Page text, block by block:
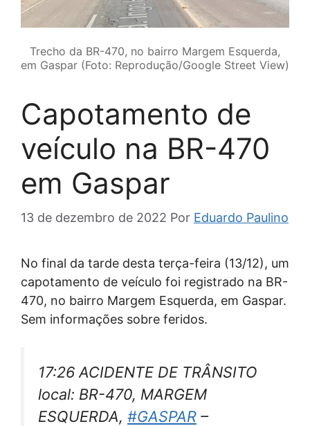
Trecho da BR-470, no bairro Margem Esquerda,
em Gaspar (Foto: Reprodução/Google Street View)
Capotamento de
veículo na BR-470
em Gaspar
13 de dezembro de 2022 Por Eduardo Paulino
No final da tarde desta terça-feira (13/12), um
capotamento de veículo foi registrado na BR-
470, no bairro Margem Esquerda, em Gaspar.
Sem informações sobre feridos.
17:26 ACIDENTE DE TRÂNSITO
local: BR-470, MARGEM
ESQUERDA, #GASPAR –